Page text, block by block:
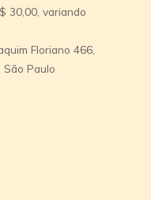
30,00, variando
Floriano 466,
São Paulo